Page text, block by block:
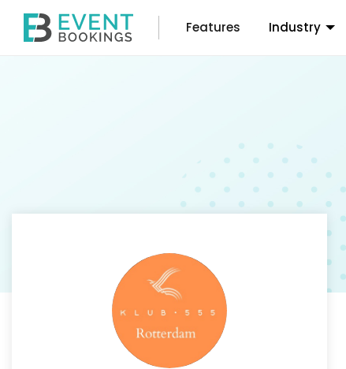
Features Industry